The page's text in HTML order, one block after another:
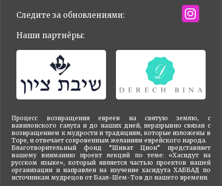
Процесс возвращения евреев на святую землю, с
вавилонского галута и до наших дней, неразрывно связан с
возвращением к мудрости и традициям, которые изложены в
Торе, и отвечает сокровенным желаниям еврейского народа.
Благотворительный фонд “Шиват Цион” представляет
вашему вниманию проект лекций по теме: «Хасидут на
русском языке», который является частью проектов нашей
организации и направлен на изучение хасидута ХАББАД по
источникам мудрецов от Баал-Шем-Тов до нашего времени.
Следите за обновлениями:
Наши партнёры: